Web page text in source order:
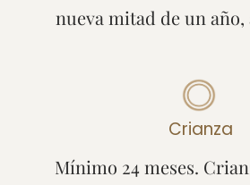
nueva mitad de un año,
Crianza
Mínimo 24 meses.